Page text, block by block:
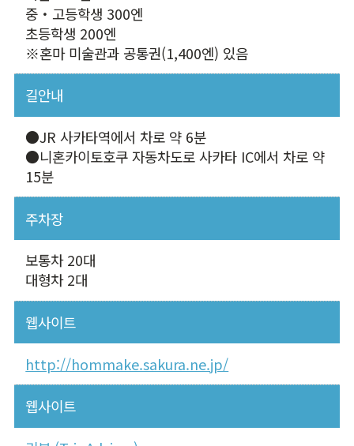
중・고등학생 300엔
초등학생 200엔
※혼마 미술관과 공통권(1,400엔) 있음
길안내
●JR 사카타역에서 차로 약 6분
●니혼카이토호쿠 자동차도로 사카타 IC에서 차로 약
15분
주차장
보통차 20대
대형차 2대
웹사이트
http://hommake.sakura.ne.jp/
웹사이트